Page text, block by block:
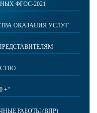
ФГОС-2021
ОКАЗАНИЯ УСЛУГ
+"
РАБОТЫ (ВПР)